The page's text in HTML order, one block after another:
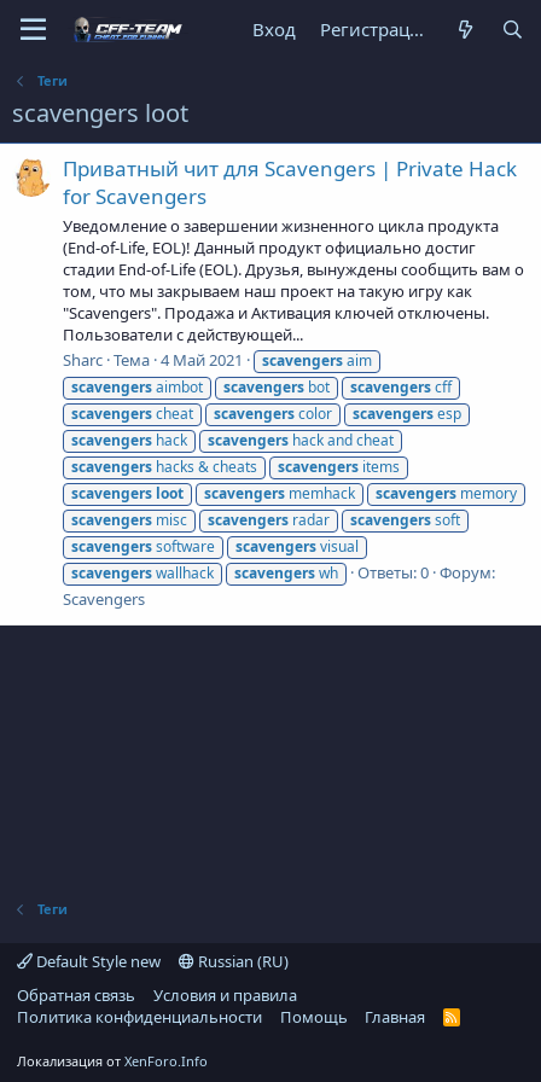
Вход Регистрация
Теги
scavengers loot
Приватный чит для Scavengers | Private Hack
for Scavengers
Уведомление о завершении жизненного цикла продукта
(End-of-Life, EOL)! Данный продукт официально достиг
стадии End-of-Life (EOL). Друзья, вынуждены сообщить вам о
том, что мы закрываем наш проект на такую игру как
"Scavengers". Продажа и Активация ключей отключены.
Пользователи с действующей...
Sharc Тема 4 Май 2021 scavengersaim
scavengersaimbot scavengers bot scavengerscff
scavengerscheat scavengerscolor scavengersesp
scavengers hack scavengers hack and cheat
scavengers hacks & cheats scavengers items
scavengers loot scavengers memhack scavengers memory
scavengers misc scavengers radar scavengerssoft
scavengerssoftware scavengersvisual
scavengerswallhack scavengerswh Ответы: 0 Форум:
Scavengers
Теги
Default Style new
Russian (RU)
Обратная связь
Условия и правила
Политика конфиденциальности
Помощь Главная
R
Локализация от XenForo.Info